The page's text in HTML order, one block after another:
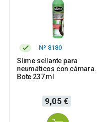
Nº 8180
Slime sellante para
neumáticos con cámara.
Bote 237 ml
Precio
9,05 €